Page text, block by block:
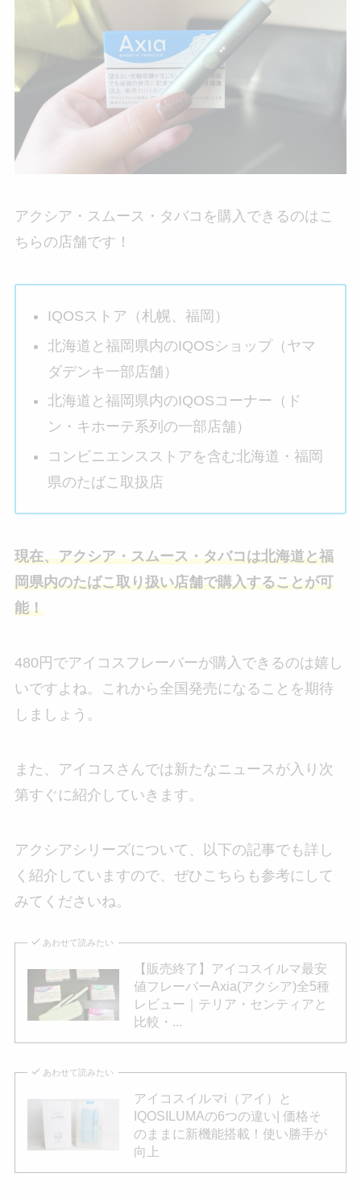
アクシア・スムース・タバコを購入できるのはこ
ちらの店舗です！
IQOSストア（札幌、福岡）
北海道と福岡県内のIQOSショップ（ヤマ
ダデンキ一部店舗）
北海道と福岡県内のIQOSコーナー（ド
ン・キホーテ系列の一部店舗）
コンビニエンスストアを含む北海道・福岡
県のたばこ取扱店
現在、アクシア・スムース・タバコは北海道と福
岡県内のたばこ取り扱い店舗で購入することが可
能！
480円でアイコスフレーバーが購入できるのは嬉し
いですよね。これから全国発売になることを期待
しましょう。
また、アイコスさんでは新たなニュースが入り次
第すぐに紹介していきます。
アクシアシリーズについて、以下の記事でも詳し
く紹介していますので、ぜひこちらも参考にして
みてくださいね。
あわせて読みたい
【販売終了】アイコスイルマ最安
値フレーバーAxia(アクシア)全5種
レビュー｜テリア・センティアと
比較・...
あわせて読みたい
アイコスイルマi（アイ）と
IQOSILUMAの6つの違い| 価格そ
のままに新機能搭載！使い勝手が
向上